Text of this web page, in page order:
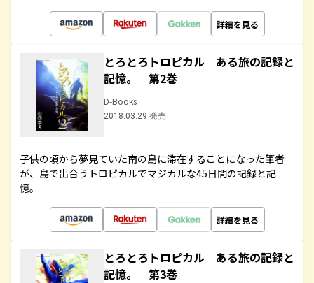
詳細を見る
とろとろトロピカル ある旅の記録と
記憶。 第2巻
D-Books
2018.03.29 発売
子供の頃から夢見ていた南の島に滞在することになった筆者
が、島で出合うトロピカルでマジカルな45日間の記録と記
憶。
詳細を見る
とろとろトロピカル ある旅の記録と
記憶。 第3巻